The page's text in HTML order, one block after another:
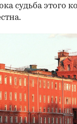
судьба этого